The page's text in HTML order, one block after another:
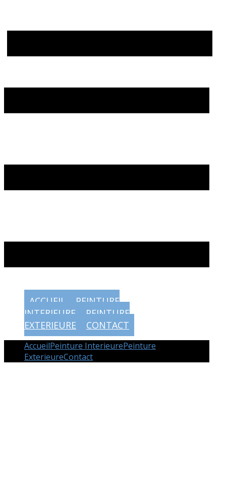
ACCUEIL
PEINTURE
INTERIEURE
PEINTURE
EXTERIEURE
CONTACT
AccueilPeinture InterieurePeinture
ExterieureContact